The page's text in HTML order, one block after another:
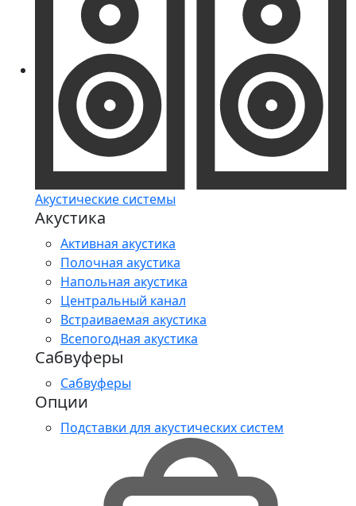
Акустические системы
Акустика
Активная акустика
Полочная акустика
Напольная акустика
Центральный канал
Встраиваемая акустика
Всепогодная акустика
Сабвуферы
Сабвуферы
Опции
Подставки для акустических систем